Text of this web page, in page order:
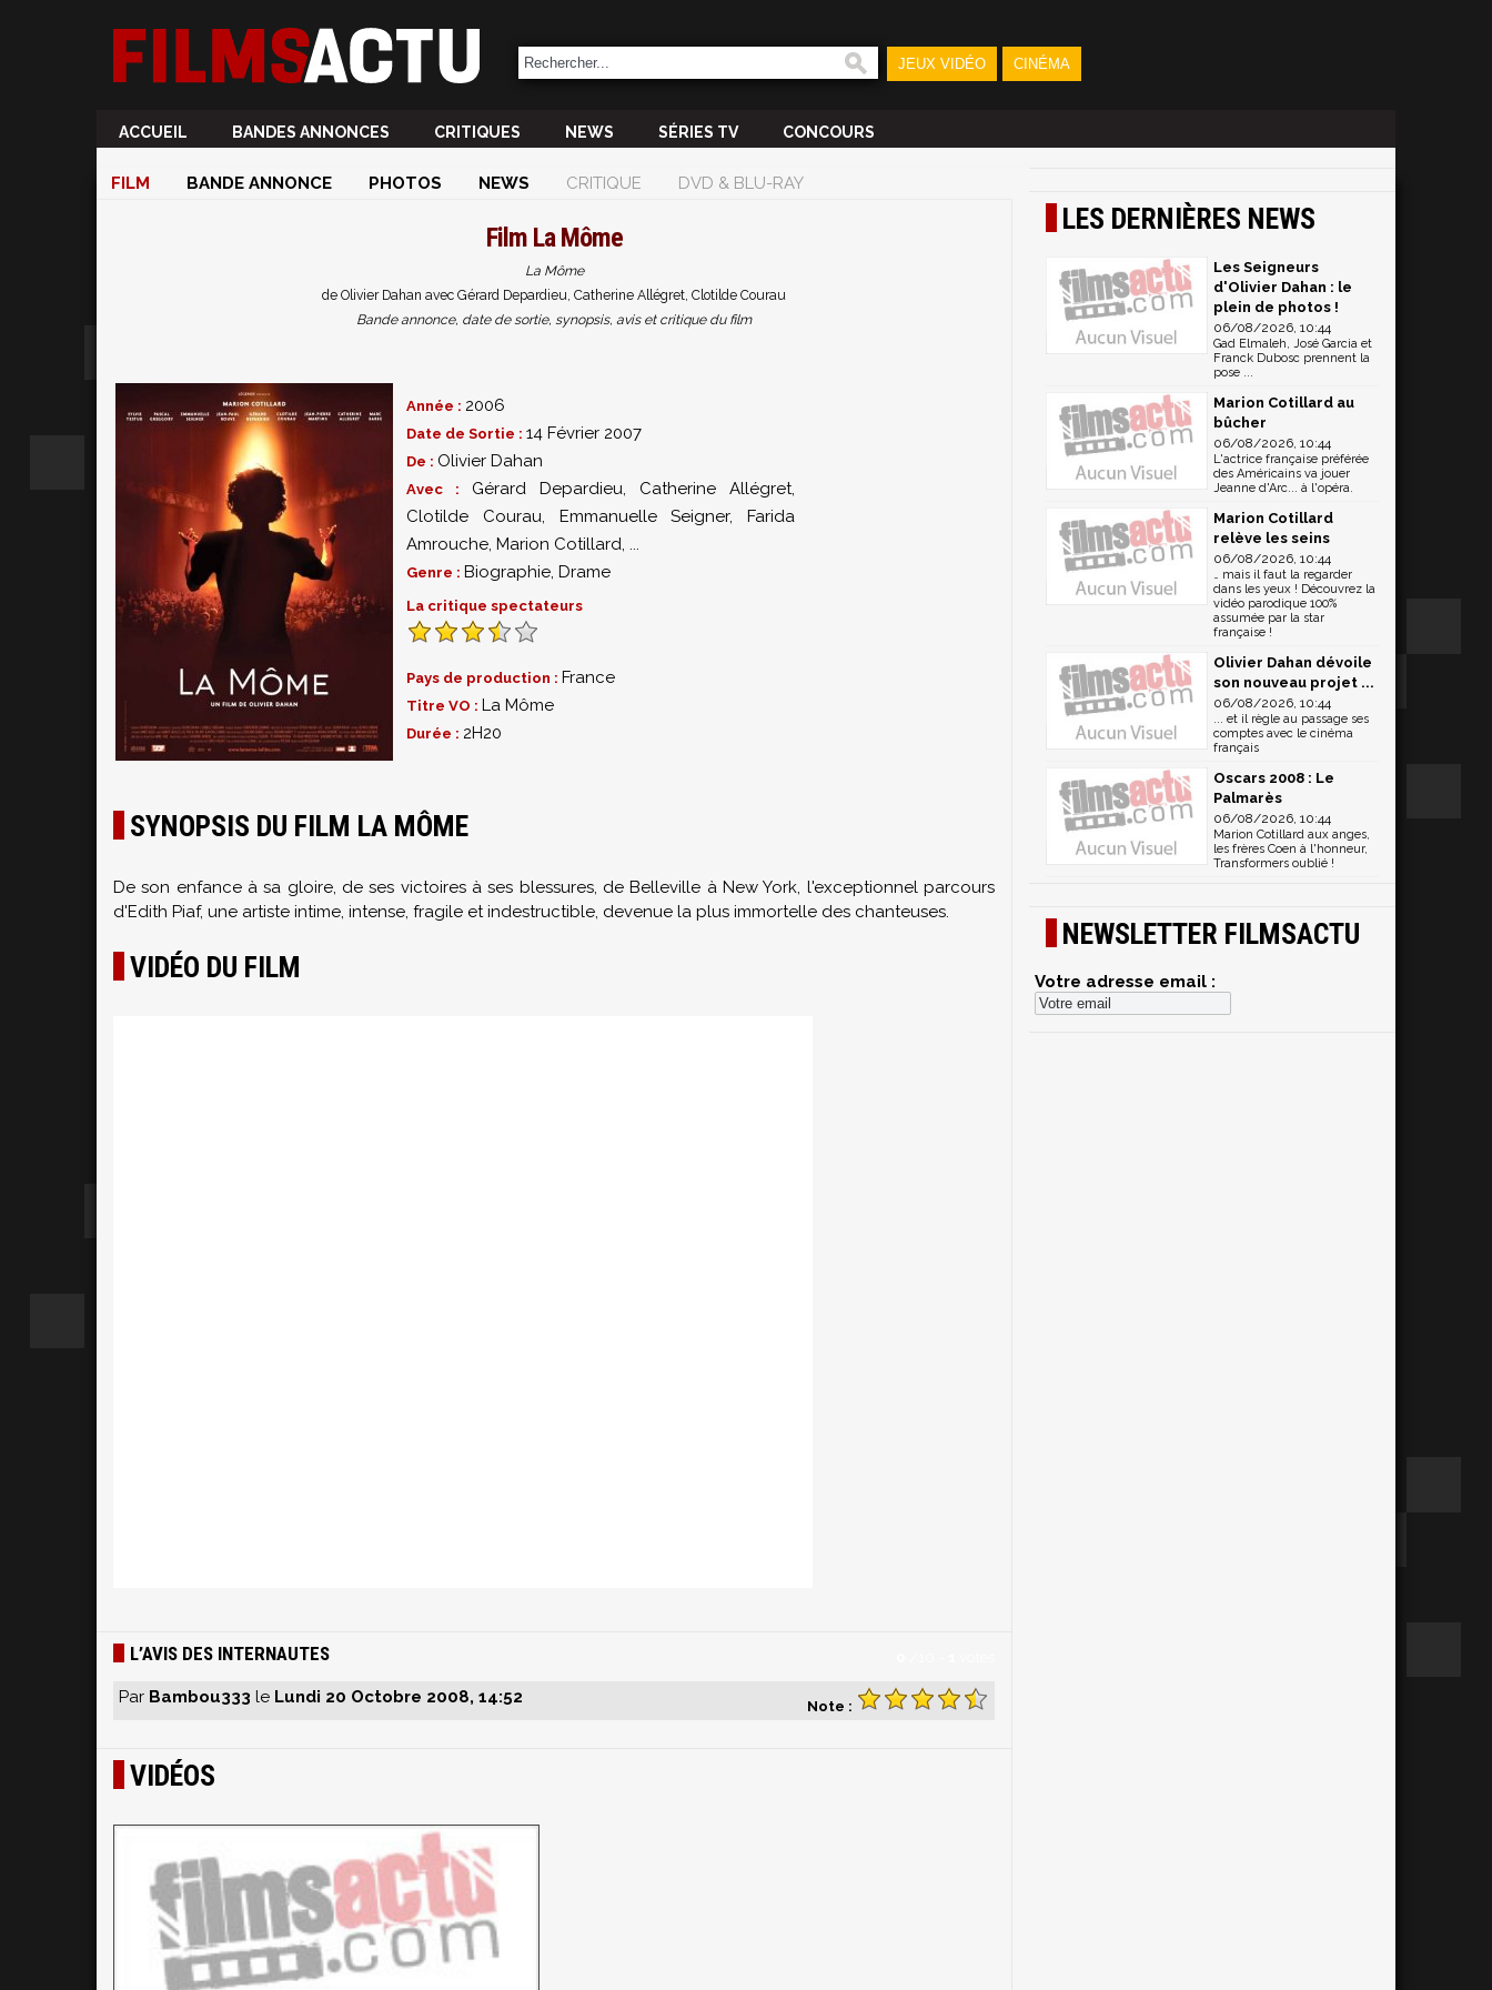
JEUX VIDÉO CINÉMA
ACCUEIL BANDES ANNONCES CRITIQUES NEWS SÉRIES TV CONCOURS
FILM BANDE ANNONCE PHOTOS NEWS CRITIQUE DVD & BLU-RAY
Film La Môme
La Môme
de Olivier Dahan avec Gérard Depardieu, Catherine Allégret, Clotilde Courau
Bande annonce, date de sortie, synopsis, avis et critique du film
Année : 2006
Date de Sortie : 14 Février 2007
De : Olivier Dahan
Avec : Gérard Depardieu, Catherine Allégret,
Clotilde Courau, Emmanuelle Seigner, Farida
Amrouche, Marion Cotillard, ...
Genre : Biographie, Drame
La critique spectateurs
Pays de production : France
Titre VO : La Môme
Durée : 2H20
SYNOPSIS DU FILM LA MÔME
De son enfance à sa gloire, de ses victoires à ses blessures, de Belleville à New York, l'exceptionnel parcours
d'Edith Piaf, une artiste intime, intense, fragile et indestructible, devenue la plus immortelle des chanteuses.
VIDÉO DU FILM
L’AVIS DES INTERNAUTES
Note :
Par Bambou333 le Lundi 20 Octobre 2008, 14:52
VIDÉOS
LES DERNIÈRES NEWS
Les Seigneurs
d'Olivier Dahan : le
plein de photos !
06/08/2026, 10:44
Gad Elmaleh, José Garcia et
Franck Dubosc prennent la
pose ...
Marion Cotillard au
bûcher
06/08/2026, 10:44
L'actrice française préférée
des Américains va jouer
Jeanne d'Arc... à l'opéra.
Marion Cotillard
relève les seins
06/08/2026, 10:44
… mais il faut la regarder
dans les yeux ! Découvrez la
vidéo parodique 100%
assumée par la star
française !
Olivier Dahan dévoile
son nouveau projet ...
06/08/2026, 10:44
... et il règle au passage ses
comptes avec le cinéma
français
Oscars 2008 : Le
Palmarès
06/08/2026, 10:44
Marion Cotillard aux anges,
les frères Coen à l'honneur,
Transformers oublié !
NEWSLETTER FILMSACTU
Votre adresse email :